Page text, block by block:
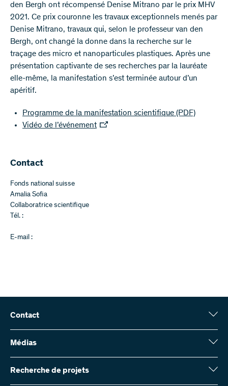
den Bergh ont récompensé Denise Mitrano par le prix MHV
2021. Ce prix couronne les travaux exceptionnels menés par
Denise Mitrano, travaux qui, selon le professeur van den
Bergh, ont changé la donne dans la recherche sur le
traçage des micro et nanoparticules plastiques. Après une
présentation captivante de ses recherches par la lauréate
elle-même, la manifestation s’est terminée autour d’un
apéritif.
Programme de la manifestation scientifique (PDF)
Vidéo de l’événement
Contact
Fonds national suisse
Amalia Sofia
Collaboratrice scientifique
Tél. :
E-mail :
Contact
Fonds national suisse (FNS)
Wildhainweg 3
Contactez-nous
Envoyer des factures
Médias
Service de presse
Rapport annuel
Recherche de projets